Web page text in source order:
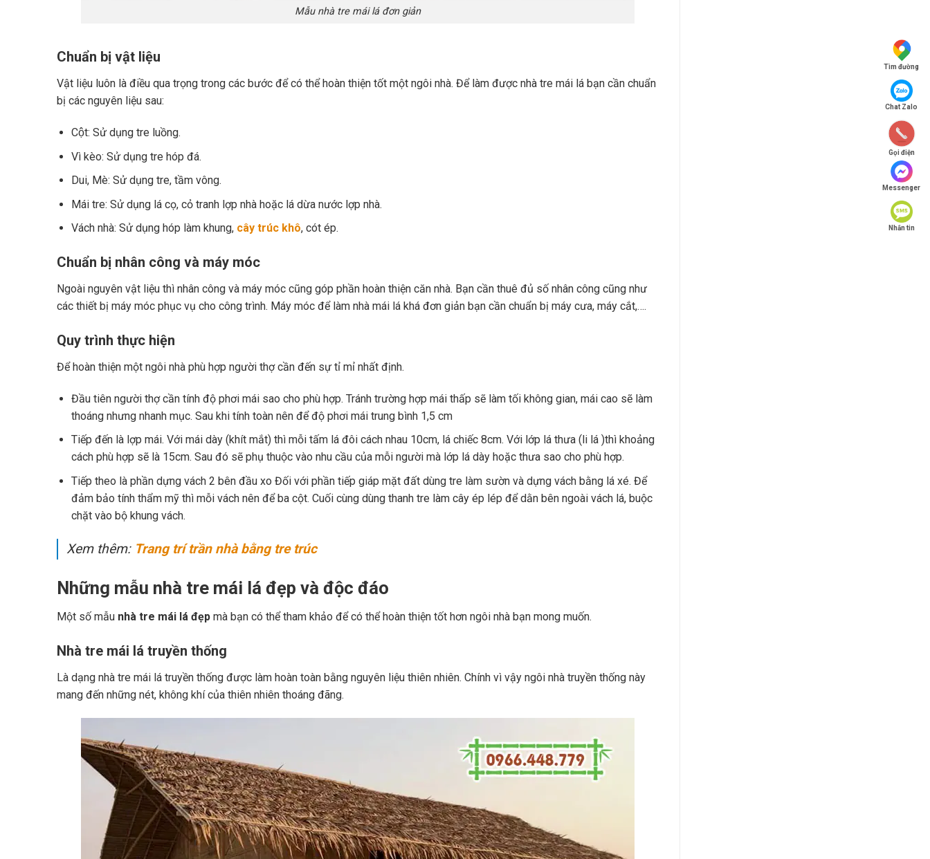
Mẫu nhà tre mái lá đơn giản
Chuẩn bị vật liệu
Vật liệu luôn là điều qua trọng trong các bước để có thể hoàn thiện tốt một ngôi nhà. Để làm được nhà tre mái lá bạn cần chuẩn
bị các nguyên liệu sau:
Cột: Sử dụng tre luồng.
Vì kèo: Sử dụng tre hóp đá.
Dui, Mè: Sử dụng tre, tầm vông.
Mái tre: Sử dụng lá cọ, cỏ tranh lợp nhà hoặc lá dừa nước lợp nhà.
Vách nhà: Sử dụng hóp làm khung, cây trúc khô, cót ép.
Chuẩn bị nhân công và máy móc
Ngoài nguyên vật liệu thì nhân công và máy móc cũng góp phần hoàn thiện căn nhà. Bạn cần thuê đủ số nhân công cũng như
các thiết bị máy móc phục vụ cho công trình. Máy móc để làm nhà mái lá khá đơn giản bạn cần chuẩn bị máy cưa, máy cắt,….
Quy trình thực hiện
Để hoàn thiện một ngôi nhà phù hợp người thợ cần đến sự tỉ mỉ nhất định.
Đầu tiên người thợ cần tính độ phơi mái sao cho phù hợp. Tránh trường hợp mái thấp sẽ làm tối không gian, mái cao sẽ làm
thoáng nhưng nhanh mục. Sau khi tính toàn nên để độ phơi mái trung bình 1,5 cm
Tiếp đến là lợp mái. Với mái dày (khít mắt) thì mỗi tấm lá đôi cách nhau 10cm, lá chiếc 8cm. Với lớp lá thưa (li lá )thì khoảng
cách phù hợp sẽ là 15cm. Sau đó sẽ phụ thuộc vào nhu cầu của mỗi người mà lớp lá dày hoặc thưa sao cho phù hợp.
Tiếp theo là phần dựng vách 2 bên đầu xo Đối với phần tiếp giáp mặt đất dùng tre làm sườn và dựng vách bằng lá xé. Để
đảm bảo tính thẩm mỹ thì mỗi vách nên để ba cột. Cuối cùng dùng thanh tre làm cây ép lép để dằn bên ngoài vách lá, buộc
chặt vào bộ khung vách.
Xem thêm: Trang trí trần nhà bằng tre trúc
Những mẫu nhà tre mái lá đẹp và độc đáo
Một số mẫu nhà tre mái lá đẹp mà bạn có thể tham khảo để có thể hoàn thiện tốt hơn ngôi nhà bạn mong muốn.
Nhà tre mái lá truyền thống
Là dạng nhà tre mái lá truyền thống được làm hoàn toàn bằng nguyên liệu thiên nhiên. Chính vì vậy ngôi nhà truyền thống này
mang đến những nét, không khí của thiên nhiên thoáng đãng.
Tìm đường
Chat Zalo
Gọi điện
Messenger
Nhắn tin